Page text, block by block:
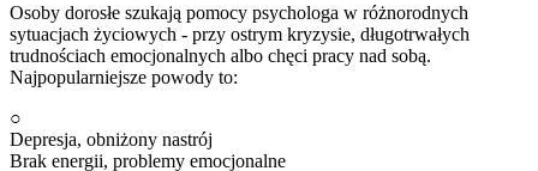
Osoby dorosłe szukają pomocy psychologa w różnorodnych
sytuacjach życiowych - przy ostrym kryzysie, długotrwałych
trudnościach emocjonalnych albo chęci pracy nad sobą.
Najpopularniejsze powody to:
○
Depresja, obniżony nastrój
Brak energii, problemy emocjonalne